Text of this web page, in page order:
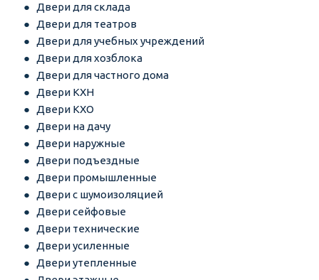
Двери для склада
Двери для театров
Двери для учебных учреждений
Двери для хозблока
Двери для частного дома
Двери КХН
Двери КХО
Двери на дачу
Двери наружные
Двери подъездные
Двери промышленные
Двери с шумоизоляцией
Двери сейфовые
Двери технические
Двери усиленные
Двери утепленные